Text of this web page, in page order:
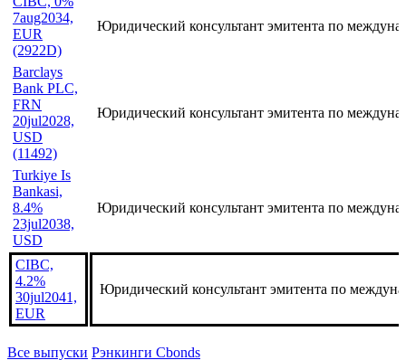
4.1%
31jul2036,
EUR
CIBC, 0%
7aug2034,
EUR
(2922D)
Barclays
Bank PLC,
FRN
20jul2028,
USD
(11492)
Turkiye Is
Bankasi,
8.4%
23jul2038,
USD
CIBC,
Юридический консультант эмитента по